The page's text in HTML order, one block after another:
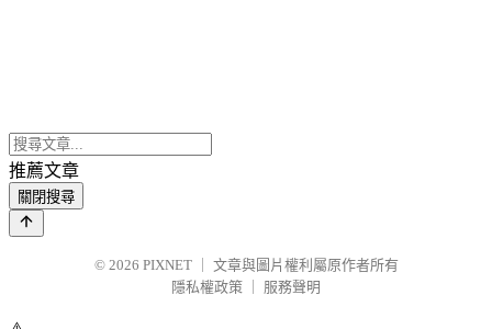
推薦文章
關閉搜尋
© 2026 PIXNET
文章與圖片權利屬原作者所有
隱私權政策
服務聲明